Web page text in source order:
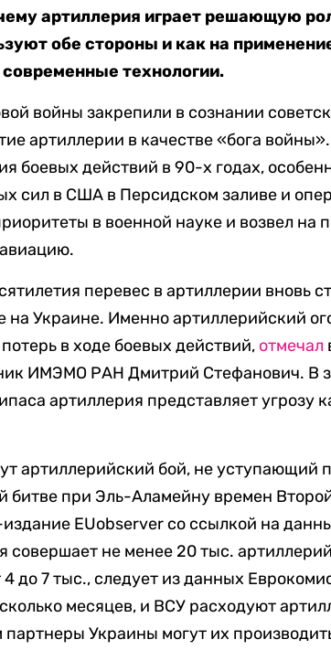
артиллерия играет решающую
обе стороны и как на
технологии.
войны закрепили в сознании
артиллерии в качестве «бога
боевых действий в 90-х годах,
сил в США в Персидском заливе и
в военной науке и возвел на
перевес в артиллерии вновь
на Украине. Именно артиллерийский
в ходе боевых действий, отмечал
ИМЭМО РАН Дмитрий Стефанович. В
артиллерия представляет угрозу
артиллерийский бой, не уступающий
битве при Эль-Аламейну времен
EUobserver со ссылкой на
совершает не менее 20 тыс.
до 7 тыс., следует из данных
месяцев, и ВСУ расходуют
Украины могут их